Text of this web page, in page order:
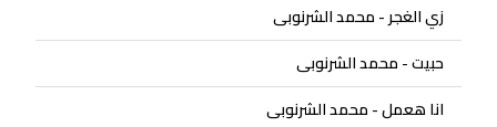
زي الغجر - محمد الشرنوبى
حبيت - محمد الشرنوبى
انا هعمل - محمد الشرنوبى